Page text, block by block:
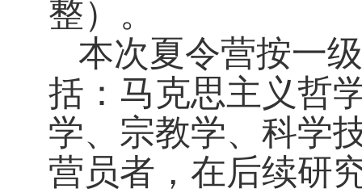
整）。
本次夏令营按一
括：马克思主义哲
学、宗教学、科学
营员者，在后续研